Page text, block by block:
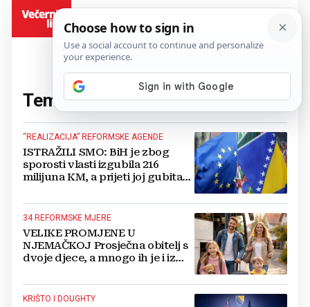
Tema:reforme(226 članaka)
“REALIZACIJA” REFORMSKE AGENDE
ISTRAŽILI SMO: BiH je zbog
sporosti vlasti izgubila 216
milijuna KM, a prijeti joj gubitak
34 REFORMSKE MJERE
VELIKE PROMJENE U
NJEMAČKOJ Prosječna obitelj s
dvoje djece, a mnogo ih je i iz
godišnje
KRIŠTO I DOUGHTY